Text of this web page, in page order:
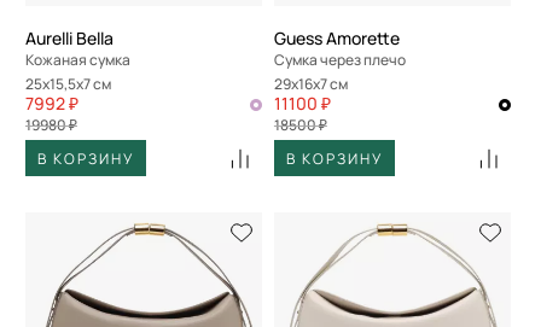
Aurelli Bella
Кожаная сумка
25x15,5x7 см
7992 ₽
19980 ₽
В КОРЗИНУ
Guess Amorette
Сумка через плечо
29x16x7 см
11100 ₽
18500 ₽
В КОРЗИНУ